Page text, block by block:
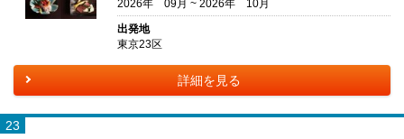
2026年 09月 ~ 2026年 10月
出発地
東京23区
詳細を見る
23